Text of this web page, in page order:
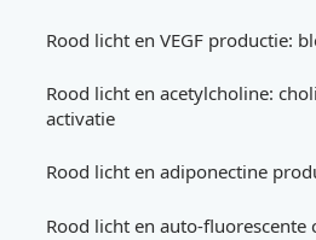
Rood licht en VEGF productie:
Rood licht en acetylcholine:
activatie
Rood licht en adiponectine
Rood licht en auto-fluorescente